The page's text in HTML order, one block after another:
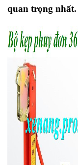
quan trọng nhất.